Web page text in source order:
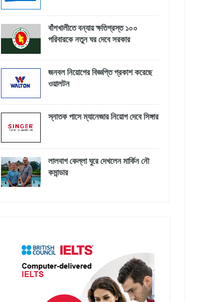
বাঁশখালীতে বন্যায় ক্ষতিগ্রস্ত ১০০
পরিবারকে নতুন ঘর দেবে সরকার
জনবল নিয়োগের বিজ্ঞপ্তি প্রকাশ করেছে
ওয়ালটন
স্নাতক পাসে ম্যানেজার নিয়োগ দেবে সিঙ্গার
লালবাগ কেল্লা ঘুরে দেখলেন মার্কিন নৌ
কমান্ডার